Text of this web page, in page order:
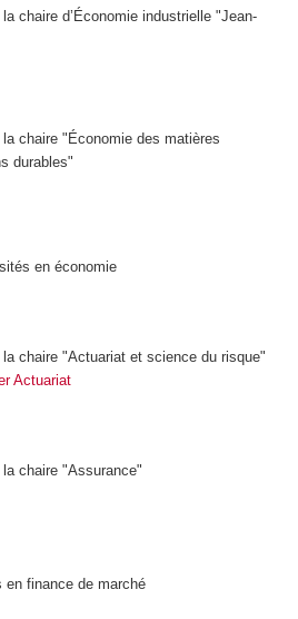
chaire d’Économie industrielle "Jean-
chaire "Économie des matières
durables"
en économie
chaire "Actuariat et science du risque"
Actuariat
chaire "Assurance"
en finance de marché